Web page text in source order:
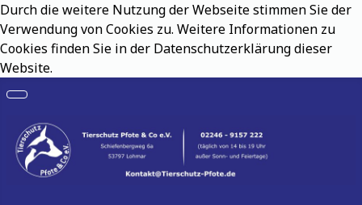
Durch die weitere Nutzung der Webseite stimmen Sie der
Verwendung von Cookies zu. Weitere Informationen zu
Cookies finden Sie in der Datenschutzerklärung dieser
Website.